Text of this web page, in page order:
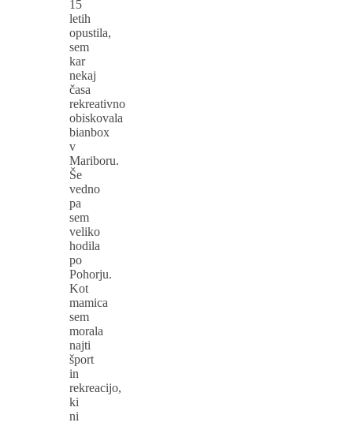
15
letih
opustila,
sem
kar
nekaj
časa
rekreativno
obiskovala
bianbox
v
Mariboru.
Še
vedno
pa
sem
veliko
hodila
po
Pohorju.
Kot
mamica
sem
morala
najti
šport
in
rekreacijo,
ki
ni